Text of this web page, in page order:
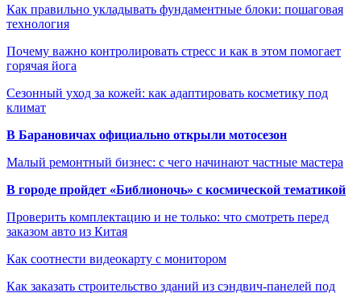
Как правильно укладывать фундаментные блоки: пошаговая
технология
Почему важно контролировать стресс и как в этом помогает
горячая йога
Сезонный уход за кожей: как адаптировать косметику под
климат
В Барановичах официально открыли мотосезон
Малый ремонтный бизнес: с чего начинают частные мастера
В городе пройдет «Библионочь» с космической тематикой
Проверить комплектацию и не только: что смотреть перед
заказом авто из Китая
Как соотнести видеокарту с монитором
Как заказать строительство зданий из сэндвич-панелей под